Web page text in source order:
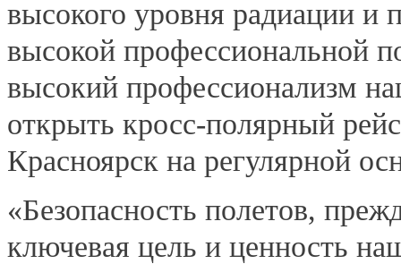
высокого уровня радиации и
высокой профессиональной
высокий профессионализм
открыть кросс-полярный
Красноярск на регулярной
«Безопасность полетов,
ключевая цель и ценность